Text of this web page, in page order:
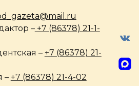
–+7 (86378) 21-1-
– +7 (86378) 21-
– +7 (86378) 21-4-02